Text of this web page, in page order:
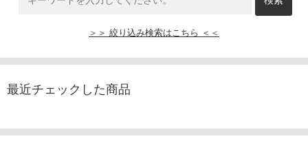
＞＞ 絞り込み検索はこちら ＜＜
最近チェックした商品